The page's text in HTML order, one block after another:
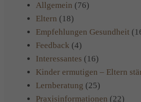
Allgemein (76)
Eltern (18)
Empfehlungen Gesundheit
Feedback (4)
Interessantes (16)
Kinder ermutigen – Eltern
Lernberatung (25)
Praxisinformationen (22)